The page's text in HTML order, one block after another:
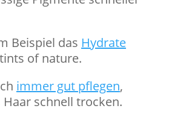
Beispiel das Hydrate
of nature.
immer gut pflegen,
schnell trocken.